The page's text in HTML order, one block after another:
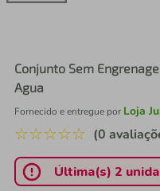
Conjunto Sem
Agua
Fornecido e entregue por Loja
☆☆☆☆☆ (0
Última(s) 2